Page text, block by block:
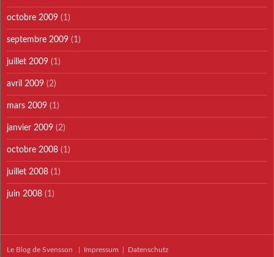
octobre 2009 (1)
septembre 2009 (1)
juillet 2009 (1)
avril 2009 (2)
mars 2009 (1)
janvier 2009 (2)
octobre 2008 (1)
juillet 2008 (1)
juin 2008 (1)
Le Blog de Svensson Impressum Datenschutz